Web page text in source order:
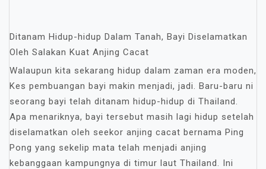
Ditanam Hidup-hidup Dalam Tanah, Bayi Diselamatkan
Oleh Salakan Kuat Anjing Cacat
Walaupun kita sekarang hidup dalam zaman era moden,
Kes pembuangan bayi makin menjadi, jadi. Baru-baru ni
seorang bayi telah ditanam hidup-hidup di Thailand.
Apa menariknya, bayi tersebut masih lagi hidup setelah
diselamatkan oleh seekor anjing cacat bernama Ping
Pong yang sekelip mata telah menjadi anjing
kebanggaan kampungnya di timur laut Thailand. Ini